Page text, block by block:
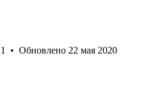
• Обновлено 22 мая 2020